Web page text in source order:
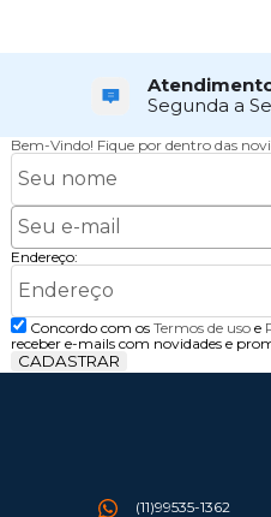
Segunda a
Bem-Vindo! Fique por dentro das
Endereço:
Concordo com os Termos de usoe
receber e-mails com novidades e
CADASTRAR
(11)99535-1362